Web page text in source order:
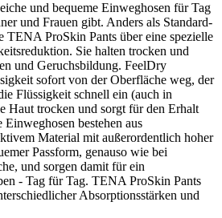
und bequeme Einweghosen für Tag
und Frauen gibt. Anders als Standard-
TENA ProSkin Pants über eine spezielle
Sie halten trocken und
und Geruchsbildung. FeelDry
sofort von der Oberfläche weg, der
Flüssigkeit schnell ein (auch in
Haut trocken und sorgt für den Erhalt
bestehen aus
Material mit außerordentlich hoher
Passform, genauso wie bei
und sorgen damit für ein
- Tag für Tag. TENA ProSkin Pants
Absorptionsstärken und